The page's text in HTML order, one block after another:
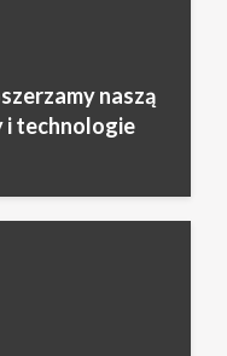
naszą
i technologie